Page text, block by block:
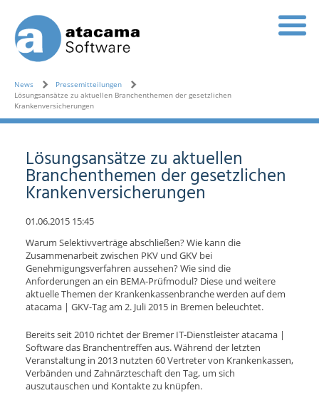
News
Pressemitteilungen
Lösungsansätze zu aktuellen Branchenthemen der gesetzlichen
Krankenversicherungen
Lösungsansätze zu aktuellen
Branchenthemen der gesetzlichen
Krankenversicherungen
01.06.2015 15:45
Warum Selektivverträge abschließen? Wie kann die
Zusammenarbeit zwischen PKV und GKV bei
Genehmigungsverfahren aussehen? Wie sind die
Anforderungen an ein BEMA-Prüfmodul? Diese und weitere
aktuelle Themen der Krankenkassenbranche werden auf dem
atacama | GKV-Tag am 2. Juli 2015 in Bremen beleuchtet.
Bereits seit 2010 richtet der Bremer IT-Dienstleister atacama |
Software das Branchentreffen aus. Während der letzten
Veranstaltung in 2013 nutzten 60 Vertreter von Krankenkassen,
Verbänden und Zahnärzteschaft den Tag, um sich
auszutauschen und Kontakte zu knüpfen.